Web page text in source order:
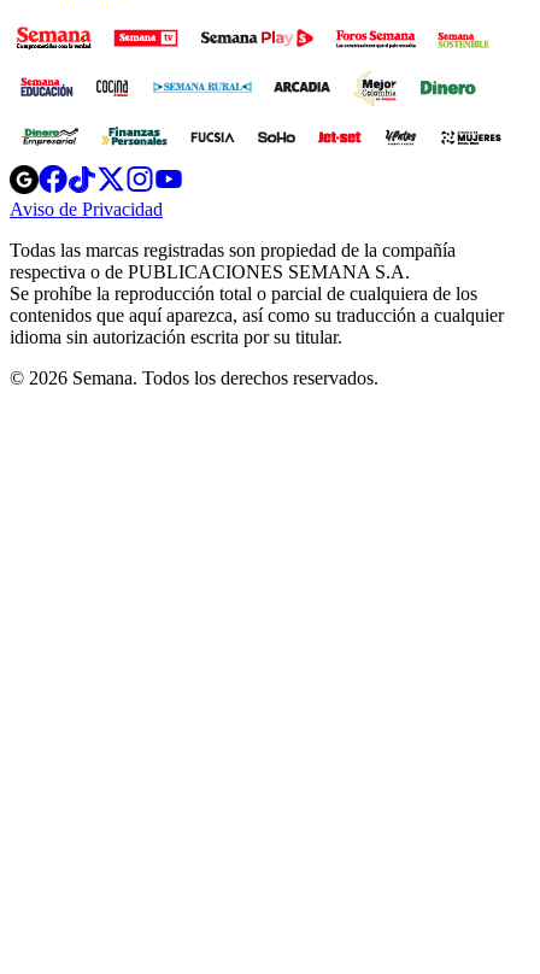
Opens
in
new
Opens
in
new
Opens
in
new
window
Opens
new
windowwindow
Aviso de Privacidad
new
window
Todas las marcas registradas son propiedad de la compañía
respectiva o de PUBLICACIONES SEMANA S.A.
Se prohíbe la reproducción total o parcial de cualquiera de los
contenidos que aquí aparezca, así como su traducción a cualquier
idioma sin autorización escrita por su titular.
© 2026 Semana. Todos los derechos reservados.